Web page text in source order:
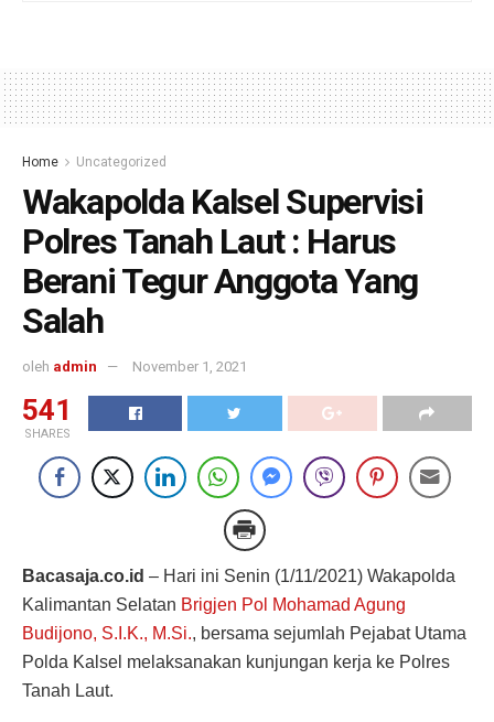
Home Uncategorized
Wakapolda Kalsel Supervisi
Polres Tanah Laut : Harus
Berani Tegur Anggota Yang
Salah
oleh admin November 1, 2021
541
SHARES
Bacasaja.co.id – Hari ini Senin (1/11/2021) Wakapolda
Kalimantan Selatan Brigjen Pol Mohamad Agung
Budijono, S.I.K., M.Si., bersama sejumlah Pejabat Utama
Polda Kalsel melaksanakan kunjungan kerja ke Polres
Tanah Laut.